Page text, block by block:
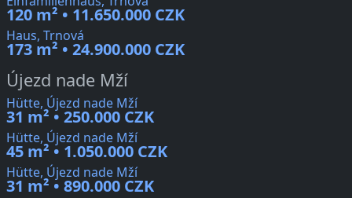
120 m² • 11.650.000 CZK
Haus, Trnová
173 m² • 24.900.000 CZK
Újezd nade Mží
Hütte, Újezd nade Mží
31 m² • 250.000 CZK
Hütte, Újezd nade Mží
45 m² • 1.050.000 CZK
Hütte, Újezd nade Mží
31 m² • 890.000 CZK